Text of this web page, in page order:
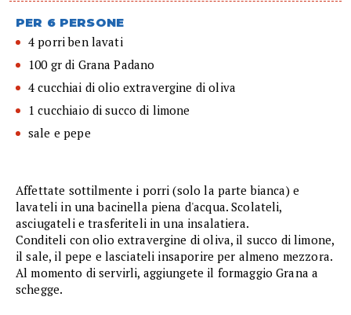
PER 6 PERSONE
4 porri ben lavati
100 gr di Grana Padano
4 cucchiai di olio extravergine di oliva
1 cucchiaio di succo di limone
sale e pepe
Affettate sottilmente i porri (solo la parte bianca) e
lavateli in una bacinella piena d'acqua. Scolateli,
asciugateli e trasferiteli in una insalatiera.
Conditeli con olio extravergine di oliva, il succo di limone,
il sale, il pepe e lasciateli insaporire per almeno mezzora.
Al momento di servirli, aggiungete il formaggio Grana a
schegge.